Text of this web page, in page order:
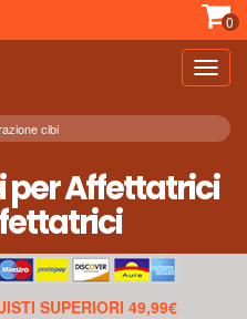
0
cibi
per Affettatrici
SUPERIORI 49,99€